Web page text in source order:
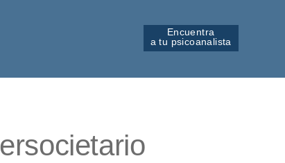
Encuentra
a tu psicoanalista